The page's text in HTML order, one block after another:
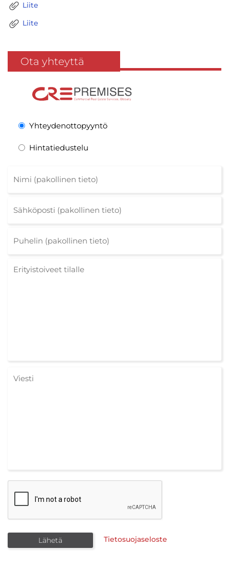
Liite
Liite
Ota yhteyttä
Yhteydenottopyyntö
Hintatiedustelu
Tietosuojaseloste